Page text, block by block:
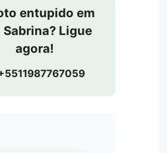
entupido em
Sabrina? Ligue
agora!